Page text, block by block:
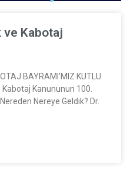
ve Kabotaj
BAYRAMI’MIZ KUTLU
Kabotaj Kanununun 100.
Nereye Geldik? Dr.